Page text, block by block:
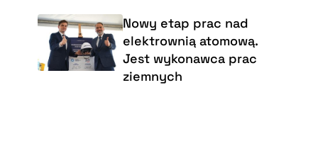
Nowy etap prac nad
elektrownią atomową.
Jest wykonawca prac
ziemnych